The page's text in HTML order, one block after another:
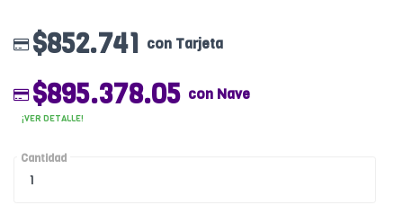
$852.741 con Tarjeta
$895.378.05 con Nave
¡VER DETALLE!
Cantidad